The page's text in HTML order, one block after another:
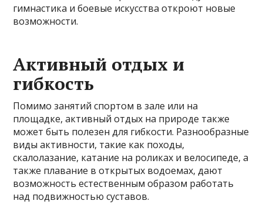
гимнастика и боевые искусства откроют новые
возможности.
Активный отдых и
гибкость
Помимо занятий спортом в зале или на
площадке, активный отдых на природе также
может быть полезен для гибкости. Разнообразные
виды активности, такие как походы,
скалолазание, катание на роликах и велосипеде, а
также плавание в открытых водоемах, дают
возможность естественным образом работать
над подвижностью суставов.